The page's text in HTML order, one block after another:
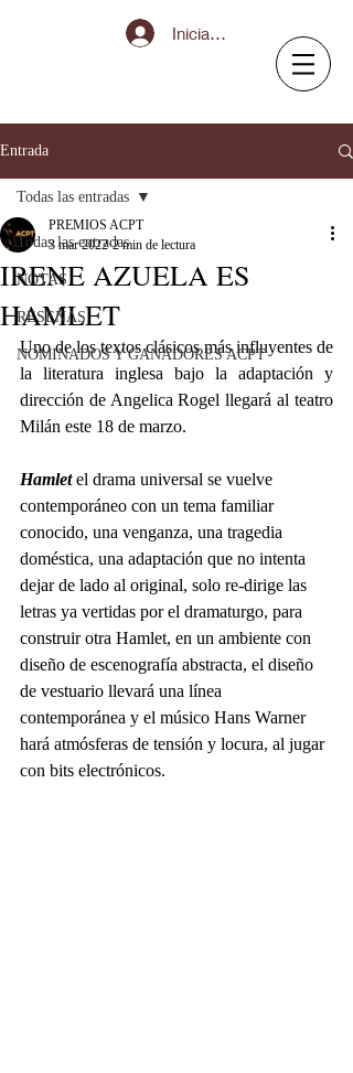
Iniciar sesión
Entrada
Todas las entradas
NOTAS
RESEÑAS
NOMINADOS Y GANADORES ACPT
Todas las entradas
IRENE AZUELA ES
HAMLET
PREMIOS ACPT
3 mar 2022 2 min de lectura
Uno de los textos clásicos más influyentes de
la literatura inglesa bajo la adaptación y
dirección de Angelica Rogel llegará al teatro
Milán este 18 de marzo.
Hamlet el drama universal se vuelve
contemporáneo con un tema familiar
conocido, una venganza, una tragedia
doméstica, una adaptación que no intenta
dejar de lado al original, solo re-dirige las
letras ya vertidas por el dramaturgo, para
construir otra Hamlet, en un ambiente con
diseño de escenografía abstracta, el diseño
de vestuario llevará una línea
contemporánea y el músico Hans Warner
hará atmósferas de tensión y locura, al jugar
con bits electrónicos.